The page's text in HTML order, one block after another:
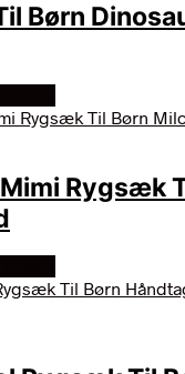
Børn
Rygsæk